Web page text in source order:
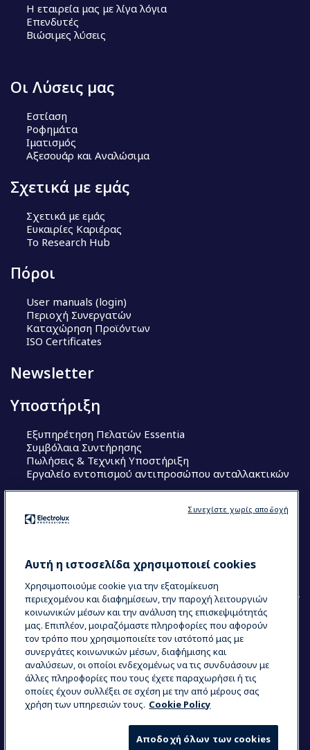
Η εταιρεία μας με λίγα λόγια
Επενδυτές
Βιώσιμες λύσεις
Οι Λύσεις μας
Εστίαση
Ροφημάτα
Ιματισμός
Αξεσουάρ και Αναλώσιμα
Σχετικά με εμάς
Σχετικά με εμάς
Ευκαιρίες Καριέρας
Το Research Hub
Πόροι
User manuals (login)
Περιοχή Συνεργατών
Καταχώρηση Προϊόντων
ISO Certificates
Newsletter
Υποστήριξη
Εξυπηρέτηση Πελατών Essentia
Συμβόλαια Συντήρησης
Πωλήσεις & Τεχνική Υποστήριξη
Εργαλείο εντοπισμού αντιπροσώπου ανταλλακτικών
Electrolux Professional Ακαδημία Chef
COUNTRY AND LANGUAGE
Η ΕΠΙΛΟΓΉ ΣΑΣ: ΕΛΛΗΝΙΚΆ
Data Privacy Statement
Cookie Policy
Όροι και προϋποθέσεις
Αυτή η ιστοσελίδα χρησιμοποιεί cookies
Χρησιμοποιούμε cookie για την εξατομίκευση
περιεχομένου και διαφημίσεων, την παροχή λειτουργιών
κοινωνικών μέσων και την ανάλυση της επισκεψιμότητάς
μας. Επιπλέον, μοιραζόμαστε πληροφορίες που αφορούν
τον τρόπο που χρησιμοποιείτε τον ιστότοπό μας με
συνεργάτες κοινωνικών μέσων, διαφήμισης και
αναλύσεων, οι οποίοι ενδεχομένως να τις συνδυάσουν με
άλλες πληροφορίες που τους έχετε παραχωρήσει ή τις
οποίες έχουν συλλέξει σε σχέση με την από μέρους σας
χρήση των υπηρεσιών τους. Cookie Policy
Αποδοχή όλων των cookies
Συνεχίστε χωρίς αποδοχή